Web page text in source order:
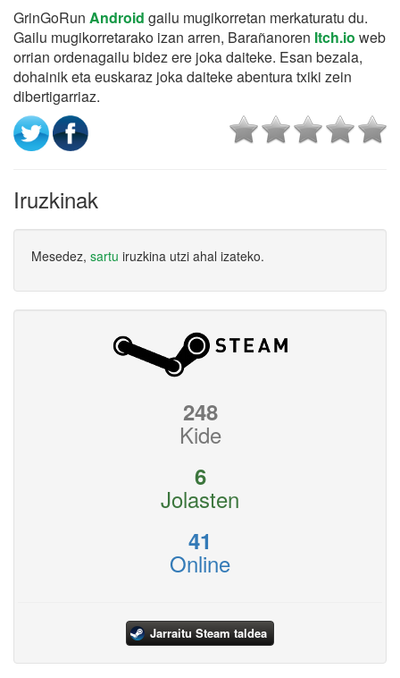
GrinGoRun Android gailu mugikorretan merkaturatu du.
Gailu mugikorretarako izan arren, Barañanoren Itch.io web
orrian ordenagailu bidez ere joka daiteke. Esan bezala,
dohainik eta euskaraz joka daiteke abentura txiki zein
dibertigarriaz.
Iruzkinak
Mesedez, sartu iruzkina utzi ahal izateko.
248
Kide
6
Jolasten
41
Online
Jarraitu Steam taldea